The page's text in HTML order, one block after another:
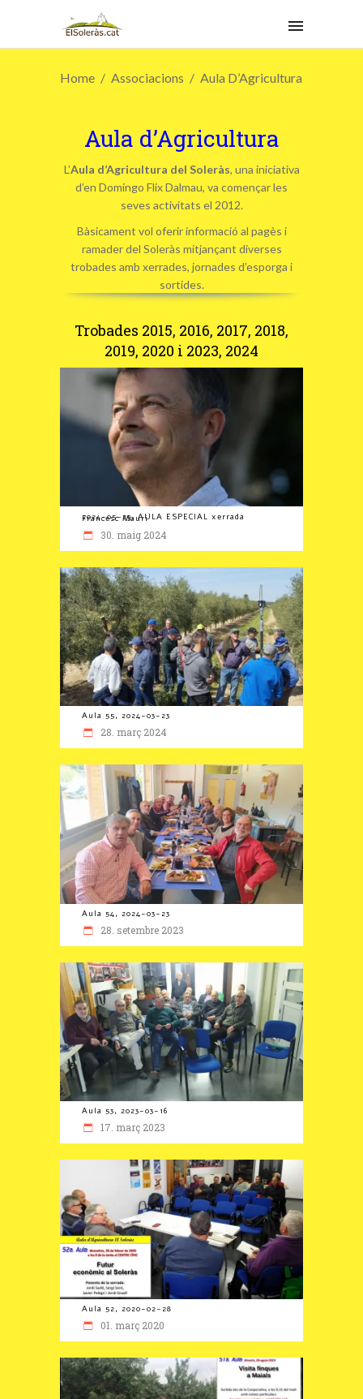
Home Associacions Aula D’Agricultura
Aula d’Agricultura
L’Aula d’Agricultura del Soleràs, una iniciativa
d’en Domingo Flix Dalmau, va començar les
seves activitats el 2012.
Bàsicament vol oferir informació al pagès i
ramader del Soleràs mitjançant diverses
trobades amb xerrades, jornades d’esporga i
sortides.
Trobades 2015, 2016, 2017, 2018,
2019, 2020 i 2023, 2024
2024-05-29, AULA ESPECIAL xerrada Francesc Mauri
30. maig 2024
Aula 55, 2024-03-23
28. març 2024
Aula 54, 2024-03-23
28. setembre 2023
Aula 53, 2023-03-16
17. març 2023
Aula 52, 2020-02-28
01. març 2020